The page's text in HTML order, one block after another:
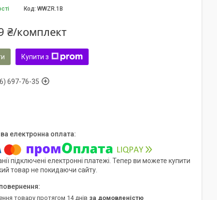
Код: WWZR.1B
₴/комплект
Купити з
697-76-35
підключені електронні платежі. Тепер ви можете купити
товар не покидаючи сайту.
товару протягом 14 днів за домовленістю